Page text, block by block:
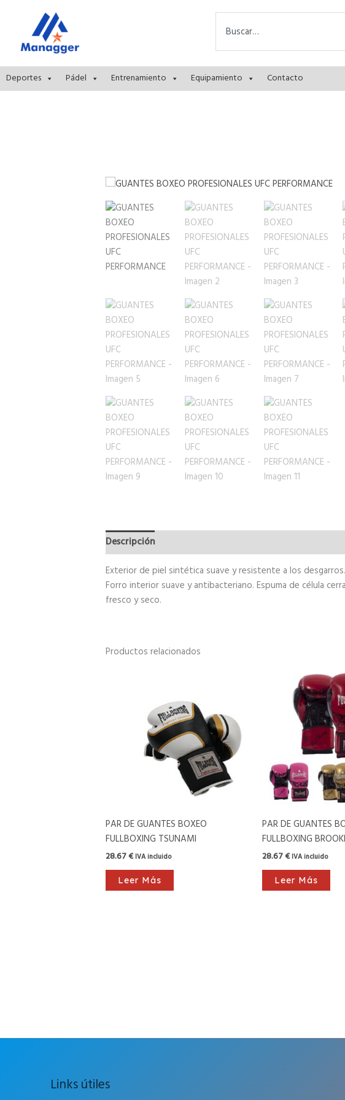
contenido
Deportes Pádel Entrenamiento Equipamiento Contacto
Descripción
Exterior de piel sintética suave y resistente a los
Forro interior suave y antibacteriano. Espuma de célula
fresco y seco.
Productos relacionados
PAR DE GUANTES BOXEO
FULLBOXING TSUNAMI
28.67€IVA incluido
Leer Más
PAR DE GUANTES
FULLBOXING
28.67€IVA incluido
Leer Más
Links útiles